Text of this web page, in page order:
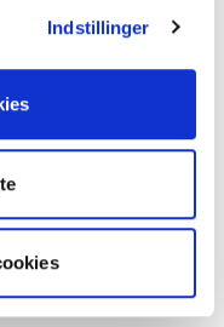
Indstillinger